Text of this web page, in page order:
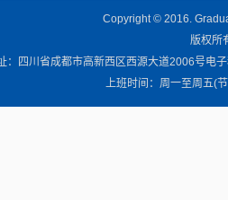
Copyright © 2016.
版权所
：四川省成都市高新西区西源大道2006号电
上班时间：周一至周五(